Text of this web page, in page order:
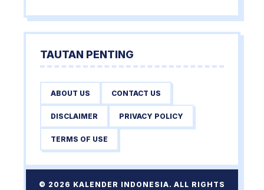
TAUTAN PENTING
ABOUT US CONTACT US
DISCLAIMER PRIVACY POLICY
TERMS OF USE
© 2026 KALENDER INDONESIA. ALL RIGHTS